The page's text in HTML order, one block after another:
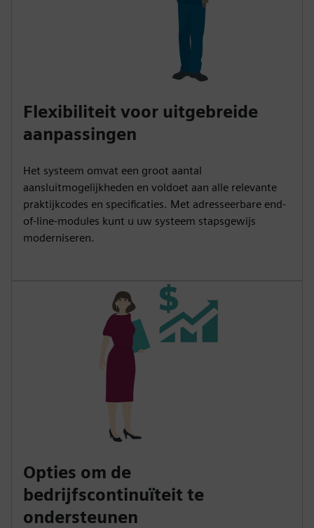
Flexibiliteit voor uitgebreide
aanpassingen
Het systeem omvat een groot aantal
aansluitmogelijkheden en voldoet aan alle relevante
praktijkcodes en specificaties. Met adresseerbare end-
of-line-modules kunt u uw systeem stapsgewijs
moderniseren.
Opties om de
bedrijfscontinuïteit te
ondersteunen